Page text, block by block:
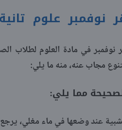
علوم
في مادة العلوم لطلاب
مما يلي:
عند وضعها في ماء مغلي،